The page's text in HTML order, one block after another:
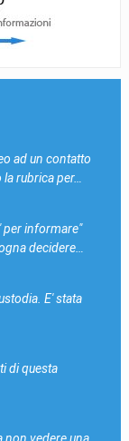
ad un contatto
rubrica per…
per informare"
decidere…
E' stata
di questa